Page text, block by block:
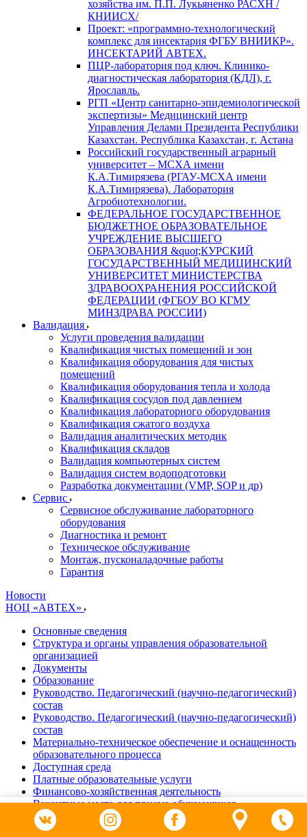
хозяйства им. П.П. Лукьяненко РАСХН /
КНИИСХ/
Проект: «программно-технологический
комплекс для инсектария ФГБУ ВНИИКР».
ИНСЕКТАРИЙ АВТЕХ.
ПЦР-лаборатория под ключ. Клинико-
диагностическая лаборатория (КДЛ), г.
Ярославль.
РГП «Центр санитарно-эпидемиологической
экспертизы» Медицинский центр
Управления Делами Президента Республики
Казахстан. Республика Казахстан, г. Астана
Российский государственный аграрный
университет – МСХА имени
К.А.Тимирязева (РГАУ-МСХА имени
К.А.Тимирязева). Лаборатория
Агробиотехнологии.
ФЕДЕРАЛЬНОЕ ГОСУДАРСТВЕННОЕ
БЮДЖЕТНОЕ ОБРАЗОВАТЕЛЬНОЕ
УЧРЕЖДЕНИЕ ВЫСШЕГО
ОБРАЗОВАНИЯ &quot;КУРСКИЙ
ГОСУДАРСТВЕННЫЙ МЕДИЦИНСКИЙ
УНИВЕРСИТЕТ МИНИСТЕРСТВА
ЗДРАВООХРАНЕНИЯ РОССИЙСКОЙ
ФЕДЕРАЦИИ (ФГБОУ ВО КГМУ
МИНЗДРАВА РОССИИ)
Валидация
Услуги проведения валидации
Квалификация чистых помещений и зон
Квалификация оборудования для чистых
помещений
Квалификация оборудования тепла и холода
Квалификация сосудов под давлением
Квалификация лабораторного оборудования
Квалификация сжатого воздуха
Валидация аналитических методик
Квалификация складов
Валидация компьютерных систем
Валидация систем водоподготовки
Разработка документации (VMP, SOP и др)
Cервис
Сервисное обслуживание лабораторного
оборудования
Диагностика и ремонт
Техническое обслуживание
Монтаж, пусконаладочные работы
Гарантия
Новости
НОЦ «АВТЕХ»
Основные сведения
Структура и органы управления образовательной
организацией
Документы
Образование
Руководство. Педагогический (научно-педагогический)
состав
Руководство. Педагогический (научно-педагогический)
состав
Материально-техническое обеспечение и оснащенность
образовательного процесса
Доступная среда
Платные образовательные услуги
Финансово-хозяйственная деятельность
Вакантные места для приема обучающихся
Отзывы
Календарь мероприятий
Каталог
Сравнение
Избранное Контакты